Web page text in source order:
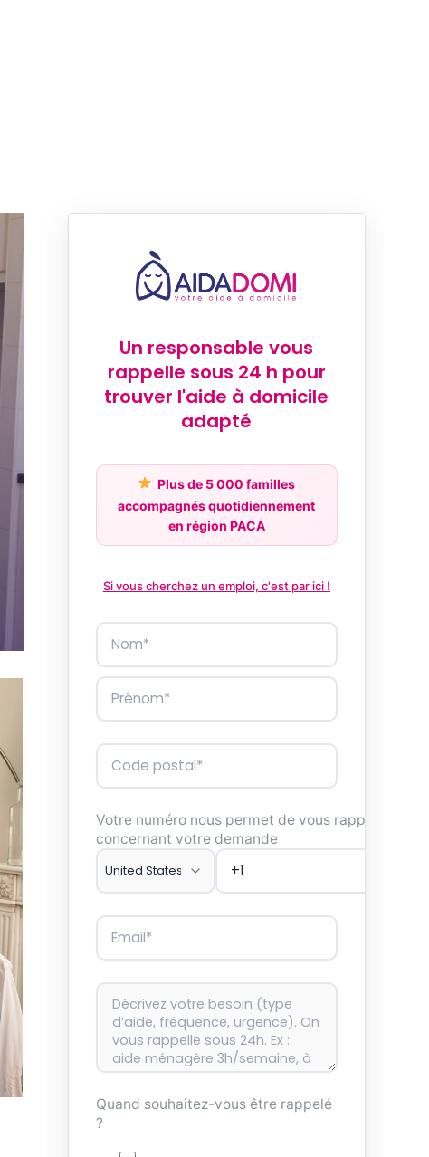
Un responsable vous
rappelle sous 24 h pour
trouver l'aide à domicile
adapté
Plus de 5 000 familles
accompagnés quotidiennement
en région PACA
Si vous cherchez un emploi, c'est par ici !
Votre numéro nous permet de vous rappeler
concernant votre demande
Quand souhaitez-vous être rappelé
?